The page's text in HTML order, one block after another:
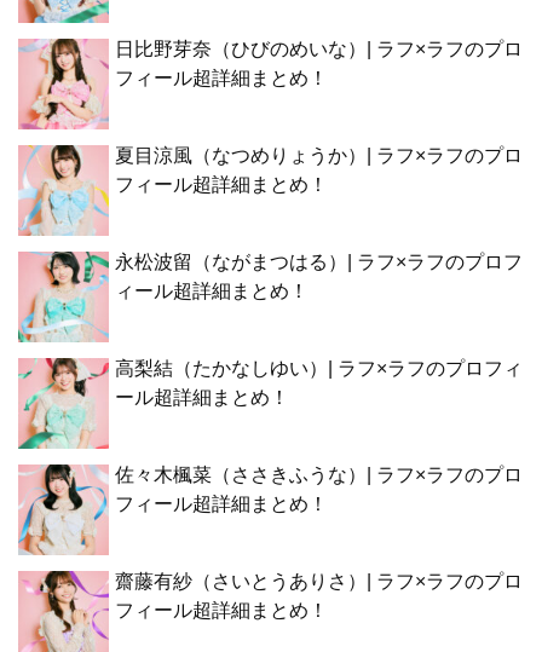
日比野芽奈（ひびのめいな）| ラフ×ラフのプロ
フィール超詳細まとめ！
夏目涼風（なつめりょうか）| ラフ×ラフのプロ
フィール超詳細まとめ！
永松波留（ながまつはる）| ラフ×ラフのプロフ
ィール超詳細まとめ！
高梨結（たかなしゆい）| ラフ×ラフのプロフィ
ール超詳細まとめ！
佐々木楓菜（ささきふうな）| ラフ×ラフのプロ
フィール超詳細まとめ！
齋藤有紗（さいとうありさ）| ラフ×ラフのプロ
フィール超詳細まとめ！